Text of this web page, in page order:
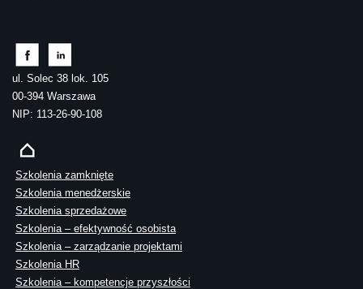
ul. Solec 38 lok. 105
00-394 Warszawa
NIP: 113-26-90-108
Szkolenia zamknięte
Szkolenia menedżerskie
Szkolenia sprzedażowe
Szkolenia – efektywność osobista
Szkolenia – zarządzanie projektami
Szkolenia HR
Szkolenia – kompetencje przyszłości